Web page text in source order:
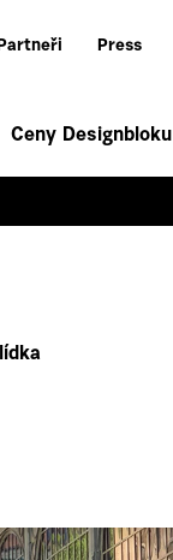
Press
Ceny Designbloku